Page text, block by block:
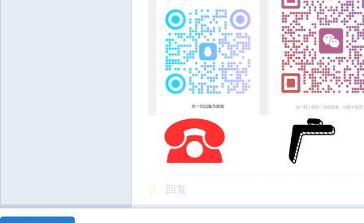
回复